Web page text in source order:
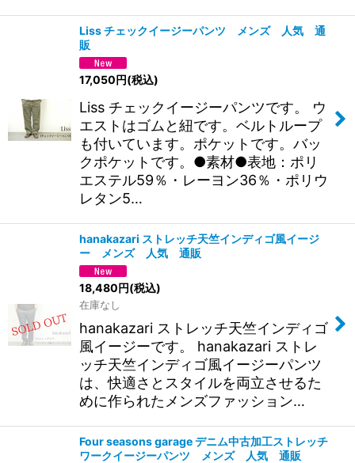
Liss チェックイージーパンツ メンズ 人気 通
販
17,050円(税込)
Liss チェックイージーパンツです。 ウ
エストはゴムと紐です。ベルトループ
も付いています。ポケットです。バッ
クポケットです。●素材●表地：ポリ
エステル59％・レーヨン36％・ポリウ
レタン5…
hanakazari ストレッチ天竺インディゴ風イージ
ー メンズ 人気 通販
18,480円(税込)
在庫なし
hanakazari ストレッチ天竺インディゴ
風イージーです。 hanakazari ストレ
ッチ天竺インディゴ風イージーパンツ
は、快適さとスタイルを両立させるた
めに作られたメンズファッション…
Four seasons garage デニム中古加工ストレッチ
ワークイージーパンツ メンズ 人気 通販